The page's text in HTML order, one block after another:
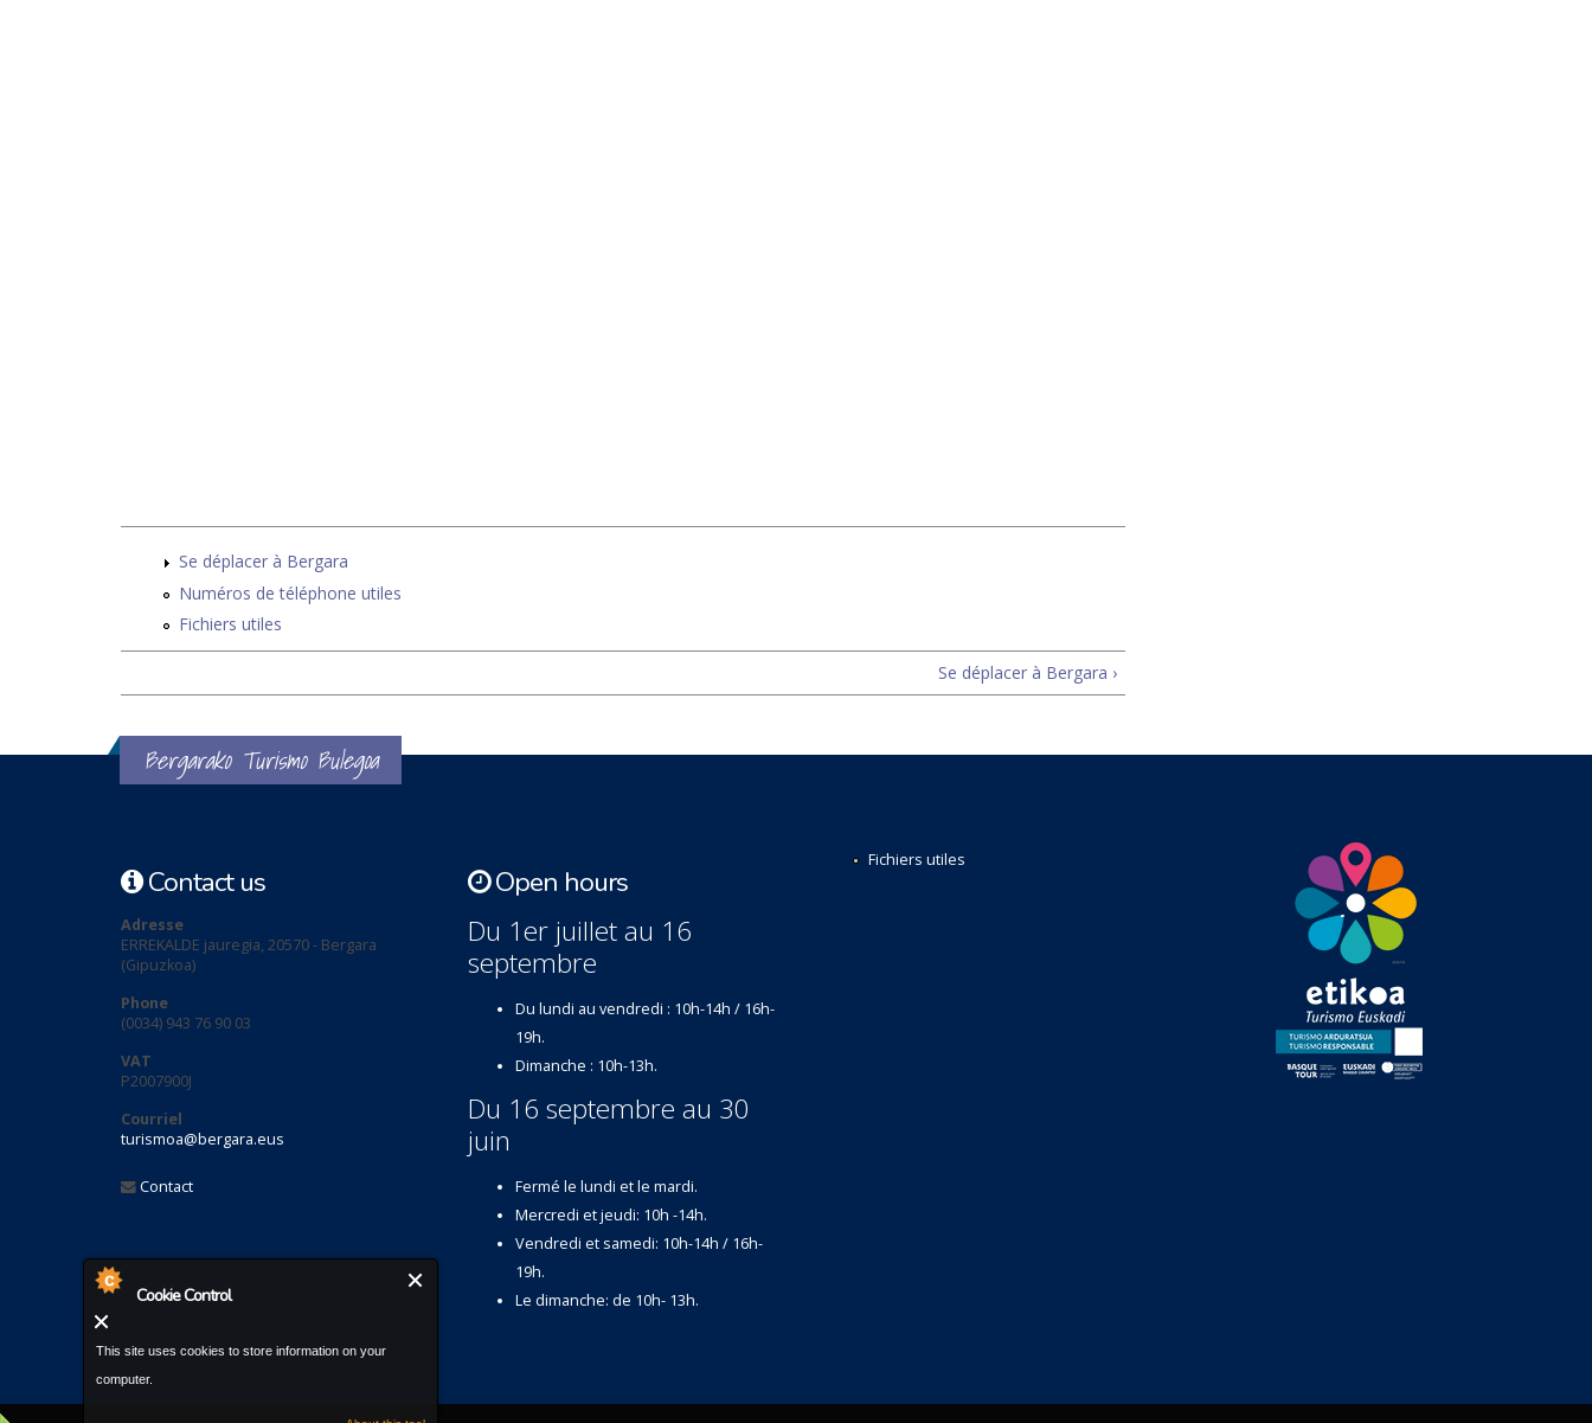
Cookie Control
This site uses cookies to store information on your
computer.
Se déplacer à Bergara
Numéros de téléphone utiles
Fichiers utiles
Se déplacer à Bergara ›
Bergarako Turismo Bulegoa
Contact us
Adresse
ERREKALDE jauregia, 20570 - Bergara
(Gipuzkoa)
Phone
(0034) 943 76 90 03
VAT
P2007900J
Courriel
turismoa@bergara.eus
Contact
Open hours
Du 1er juillet au 16
septembre
Du lundi au vendredi : 10h-14h / 16h-
19h.
Dimanche : 10h-13h.
Du 16 septembre au 30
juin
Fermé le lundi et le mardi.
Mercredi et jeudi: 10h -14h.
Vendredi et samedi: 10h-14h / 16h-
19h.
Le dimanche: de 10h- 13h.
Fichiers utiles